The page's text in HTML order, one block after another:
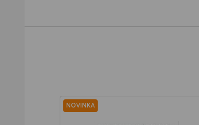
NOVINKA